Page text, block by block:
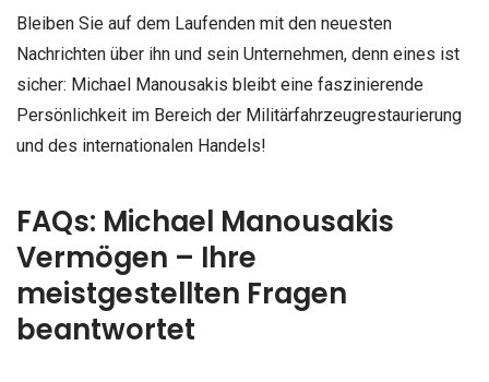
Bleiben Sie auf dem Laufenden mit den neuesten
Nachrichten über ihn und sein Unternehmen, denn eines ist
sicher: Michael Manousakis bleibt eine faszinierende
Persönlichkeit im Bereich der Militärfahrzeugrestaurierung
und des internationalen Handels!
FAQs: Michael Manousakis
Vermögen – Ihre
meistgestellten Fragen
beantwortet